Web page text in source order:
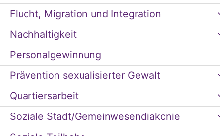
Flucht, Migration und Integration
Nachhaltigkeit
Personalgewinnung
Prävention sexualisierter Gewalt
Quartiersarbeit
Soziale Stadt/Gemeinwesendiakonie